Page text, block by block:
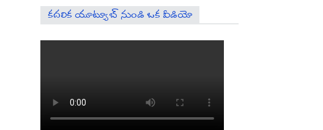
కదలిక యూట్యూబ్ నుండి ఒక వీడియో